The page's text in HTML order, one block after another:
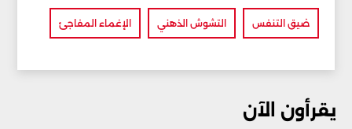
ضيق التنفس التشوش الذهني الإغماء المفاجئ
يقرأون الآن